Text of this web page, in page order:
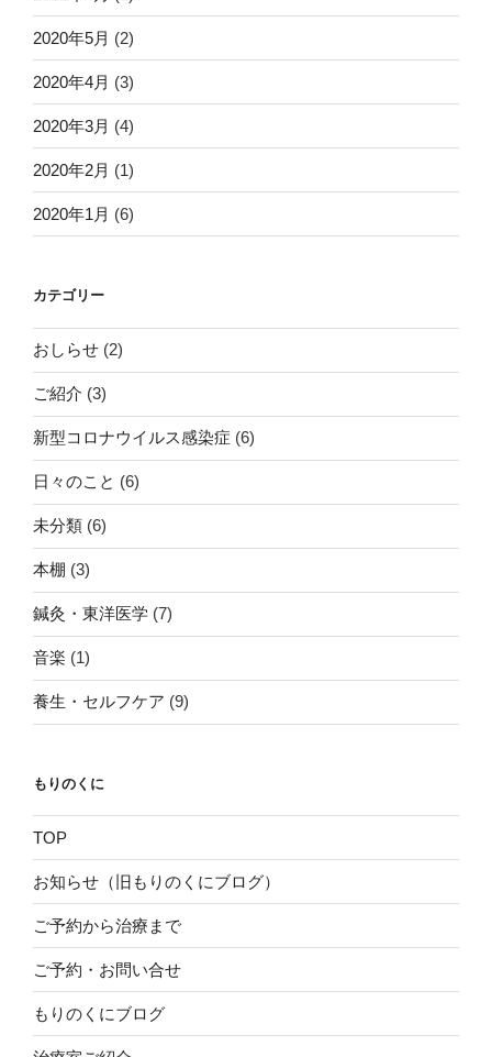
2020年5月 (2)
2020年4月 (3)
2020年3月 (4)
2020年2月 (1)
2020年1月 (6)
カテゴリー
おしらせ (2)
ご紹介 (3)
新型コロナウイルス感染症 (6)
日々のこと (6)
未分類 (6)
本棚 (3)
鍼灸・東洋医学 (7)
音楽 (1)
養生・セルフケア (9)
もりのくに
TOP
お知らせ（旧もりのくにブログ）
ご予約から治療まで
ご予約・お問い合せ
もりのくにブログ